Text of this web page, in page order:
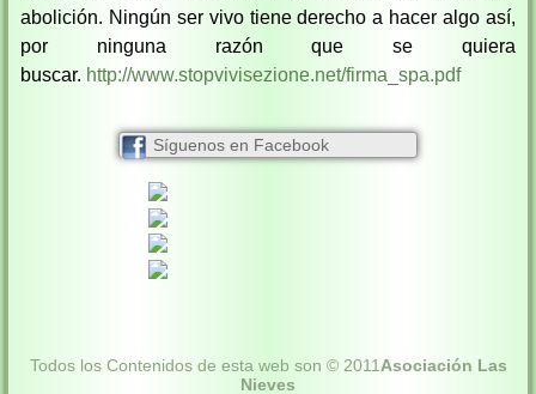
abolición. Ningún ser vivo tiene derecho a hacer algo así,
por ninguna razón que se quiera
buscar. http://www.stopvivisezione.net/firma_spa.pdf
Síguenos en Facebook
Todos los Contenidos de esta web son © 2011 Asociación Las
Nieves